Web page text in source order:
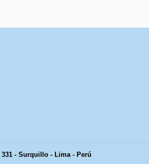
- Surquillo - Lima - Perú